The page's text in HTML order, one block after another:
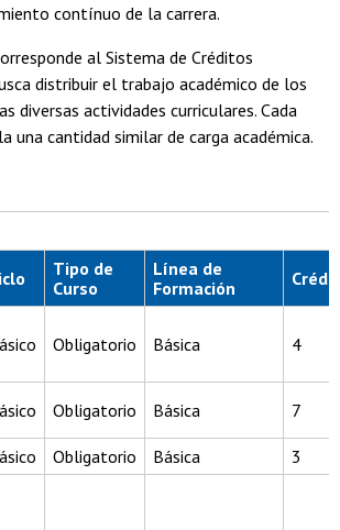
contínuo de la carrera.
al Sistema de Créditos
distribuir el trabajo académico de los
diversas actividades curriculares. Cada
una cantidad similar de carga académica.
Tipo de
Curso
Línea de
Formación
Obligatorio Básica 4
Obligatorio Básica 7
Obligatorio Básica
3